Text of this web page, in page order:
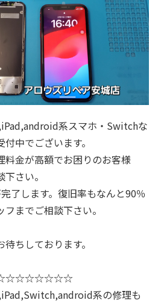
系スマホ・Switchな
中でございます。
料金が高額でお困りのお客様
さい。
了します。復旧率もなんと90％
までご相談下さい。
ちしております。
系の修理も